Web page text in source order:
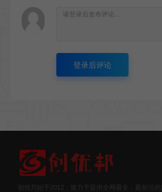
登录后评论
创优邦始于2012，致力于提供全网最全，最前沿的